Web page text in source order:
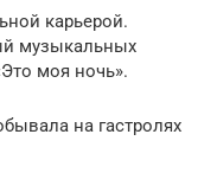
карьерой.
музыкальных
моя ночь».
на гастролях